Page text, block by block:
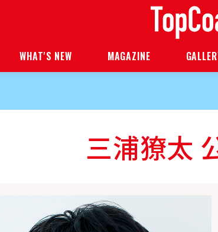
WHAT'S NEW MAGAZINE
三浦獠太